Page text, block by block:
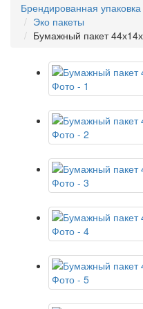
Брендированная упаковка
Эко пакеты
Бумажный пакет